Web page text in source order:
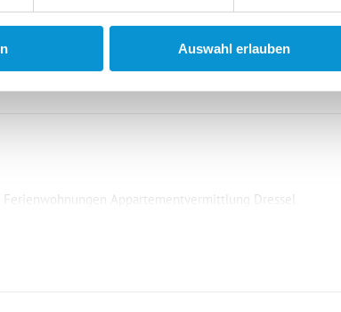
Auswahl erlauben
Frühstück möglich
Halbpension möglich
Appartementvermittlung Dressel